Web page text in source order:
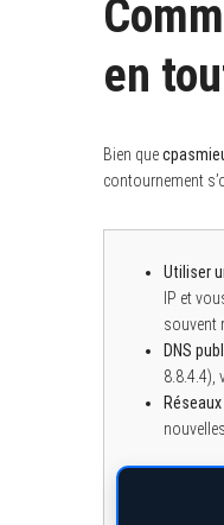
en
Bien que
contournement
Utiliser
IP et
souvent
DNS
8.8.4.4),